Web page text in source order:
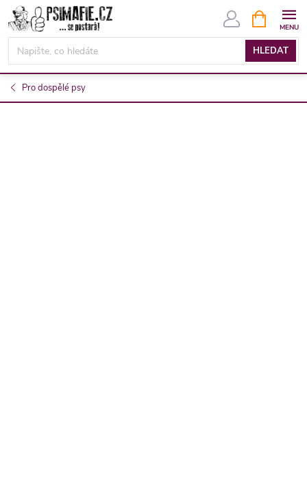
Přejít
na
obsah
HLEDAT
NÁKUPNÍ
KOŠÍK
Pro dospělé psy